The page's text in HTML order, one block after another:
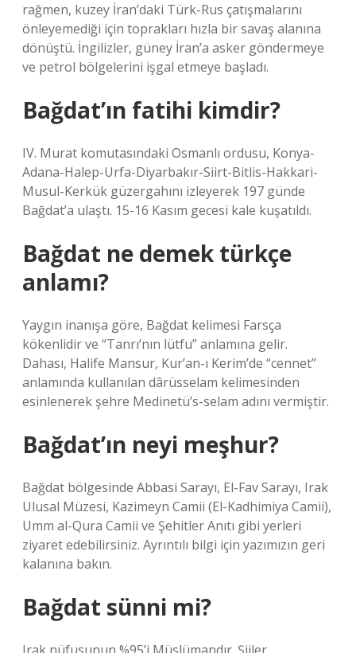
rağmen, kuzey İran’daki Türk-Rus çatışmalarını
önleyemediği için toprakları hızla bir savaş alanına
dönüştü. İngilizler, güney İran’a asker göndermeye
ve petrol bölgelerini işgal etmeye başladı.
Bağdat’ın fatihi kimdir?
IV. Murat komutasındaki Osmanlı ordusu, Konya-
Adana-Halep-Urfa-Diyarbakır-Siirt-Bitlis-Hakkari-
Musul-Kerkük güzergahını izleyerek 197 günde
Bağdat’a ulaştı. 15-16 Kasım gecesi kale kuşatıldı.
Bağdat ne demek türkçe
anlamı?
Yaygın inanışa göre, Bağdat kelimesi Farsça
kökenlidir ve “Tanrı’nın lütfu” anlamına gelir.
Dahası, Halife Mansur, Kur’an-ı Kerim’de “cennet”
anlamında kullanılan dârüsselam kelimesinden
esinlenerek şehre Medinetü’s-selam adını vermiştir.
Bağdat’ın neyi meşhur?
Bağdat bölgesinde Abbasi Sarayı, El-Fav Sarayı, Irak
Ulusal Müzesi, Kazimeyn Camii (El-Kadhimiya Camii),
Umm al-Qura Camii ve Şehitler Anıtı gibi yerleri
ziyaret edebilirsiniz. Ayrıntılı bilgi için yazımızın geri
kalanına bakın.
Bağdat sünni mi?